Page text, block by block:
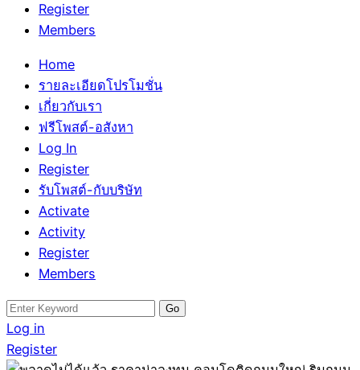
Register
Members
Home
รายละเอียดโปรโมชั่น
เกี่ยวกับเรา
ฟรีโพสต์-อสังหา
Log In
Register
รับโพสต์-กับบริษัท
Activate
Activity
Register
Members
Search
for:
Log in
Register